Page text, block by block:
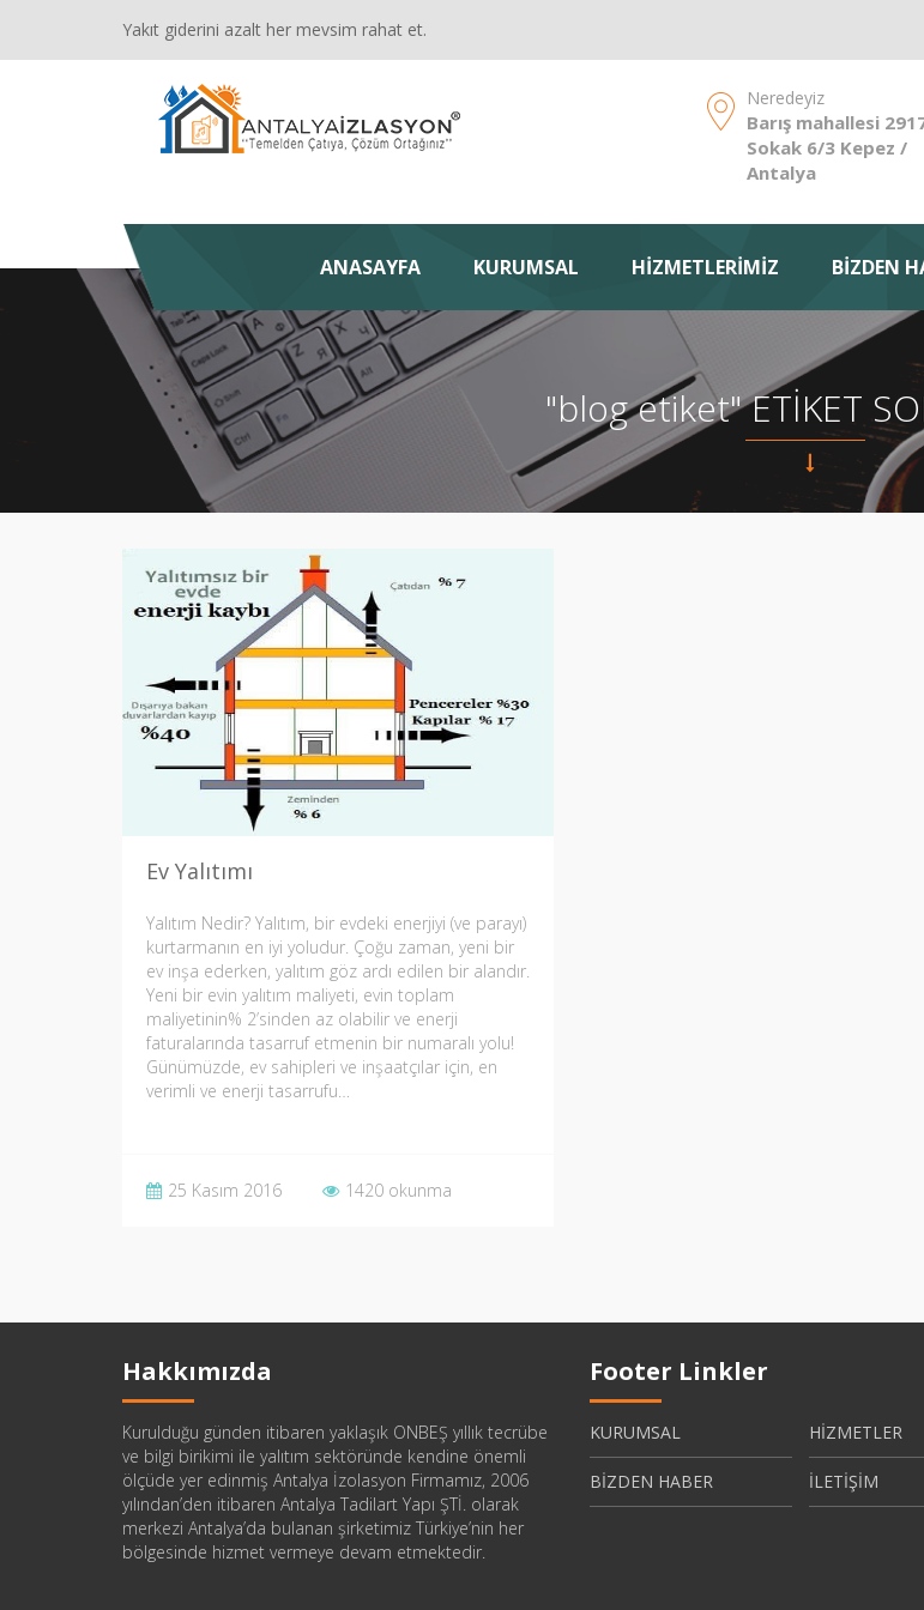
Yakıt giderini azalt her mevsim rahat et.
Neredeyiz
Barış mahallesi
Sokak 6/3 Kepez /
Antalya
ANASAYFA KURUMSAL HİZMETLERİMİZ BİZDEN
"blog etiket" ETİKET
Ev Yalıtımı
Yalıtım Nedir? Yalıtım, bir evdeki enerjiyi (ve parayı)
kurtarmanın en iyi yoludur. Çoğu zaman, yeni bir
ev inşa ederken, yalıtım göz ardı edilen bir alandır.
Yeni bir evin yalıtım maliyeti, evin toplam
maliyetinin% 2’sinden az olabilir ve enerji
faturalarında tasarruf etmenin bir numaralı yolu!
Günümüzde, ev sahipleri ve inşaatçılar için, en
verimli ve enerji tasarrufu…
25 Kasım 2016 1420 okunma
Hakkımızda
Kurulduğu günden itibaren yaklaşık ONBEŞ yıllık tecrübe
ve bilgi birikimi ile yalıtım sektöründe kendine önemli
ölçüde yer edinmiş Antalya İzolasyon Firmamız, 2006
yılından’den itibaren Antalya Tadilart Yapı ŞTİ. olarak
merkezi Antalya’da bulanan şirketimiz Türkiye’nin her
bölgesinde hizmet vermeye devam etmektedir.
Footer Linkler
KURUMSAL HİZMETLER
BİZDEN HABER İLETİŞİM